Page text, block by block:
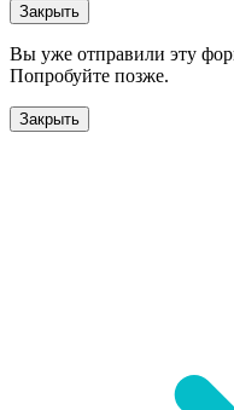
Закрыть
Вы уже отправили эту
Попробуйте позже.
Закрыть